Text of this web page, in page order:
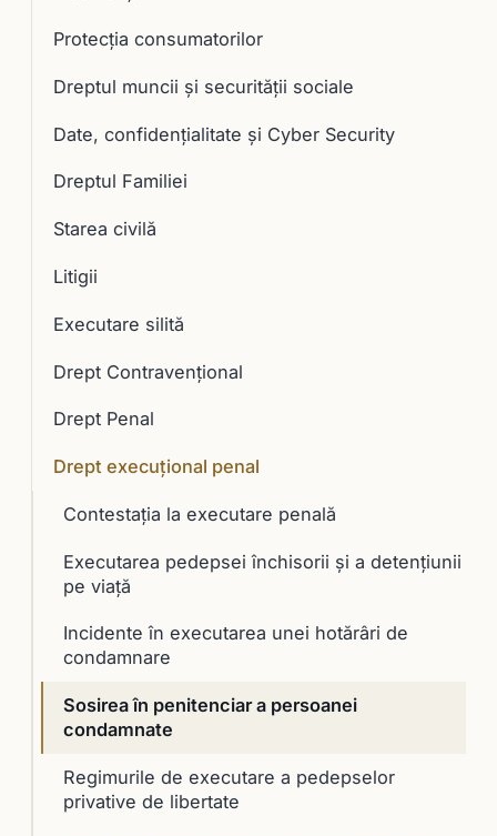
Protecția consumatorilor
Dreptul muncii și securității sociale
Date, confidențialitate și Cyber Security
Dreptul Familiei
Starea civilă
Litigii
Executare silită
Drept Contravențional
Drept Penal
Drept execuţional penal
Contestația la executare penală
Executarea pedepsei închisorii și a detențiunii
pe viață
Incidente în executarea unei hotărâri de
condamnare
Sosirea în penitenciar a persoanei
condamnate
Regimurile de executare a pedepselor
privative de libertate